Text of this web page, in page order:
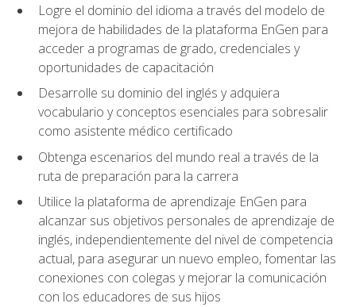
Logre el dominio del idioma a través del modelo de
mejora de habilidades de la plataforma EnGen para
acceder a programas de grado, credenciales y
oportunidades de capacitación
Desarrolle su dominio del inglés y adquiera
vocabulario y conceptos esenciales para sobresalir
como asistente médico certificado
Obtenga escenarios del mundo real a través de la
ruta de preparación para la carrera
Utilice la plataforma de aprendizaje EnGen para
alcanzar sus objetivos personales de aprendizaje de
inglés, independientemente del nivel de competencia
actual, para asegurar un nuevo empleo, fomentar las
conexiones con colegas y mejorar la comunicación
con los educadores de sus hijos